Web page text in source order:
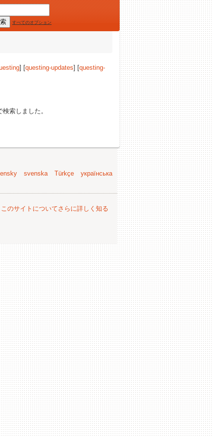
すべてのオプション
] [questing-updates] [questing-
索しました。
svenska Türkçe
українська
このサイトについてさらに詳しく知る